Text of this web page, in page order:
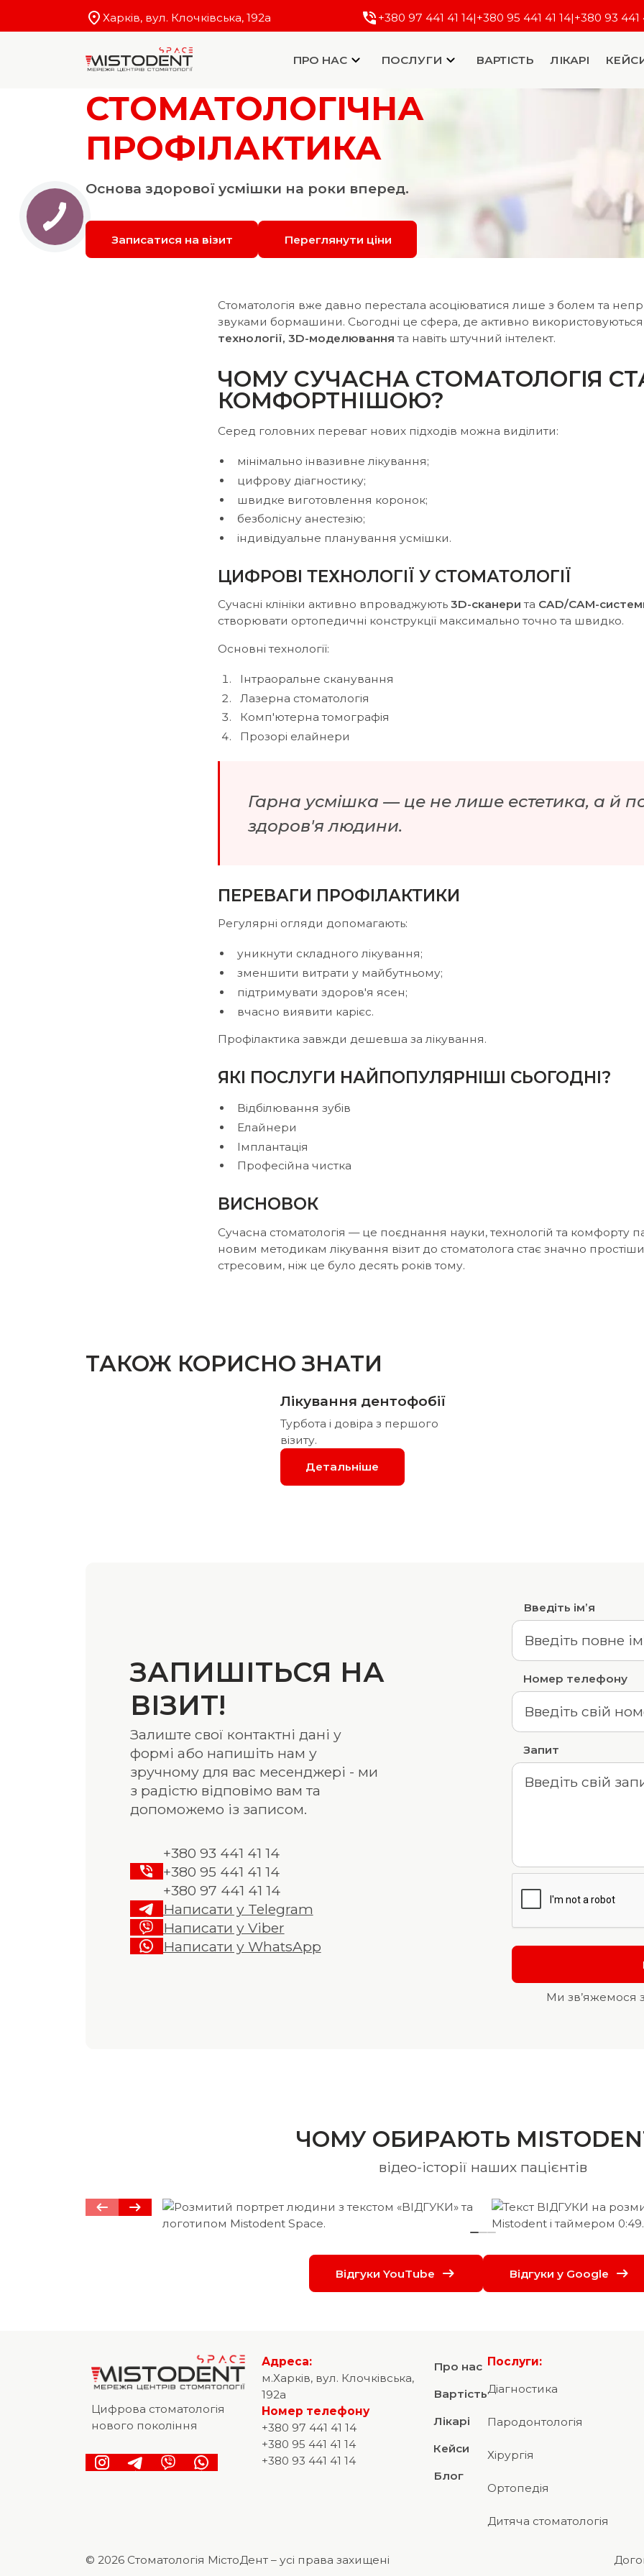
Харків, вул. Клочківська, 192a +380 97 441 41 14|+380 95 441 41 14|+380 93 441
ПРО НАС ПОСЛУГИ ВАРТІСТЬ ЛІКАРІ
СТОМАТОЛОГІЧНА
ПРОФІЛАКТИКА
Основа здорової усмішки на роки вперед.
Записатися на візит Переглянути ціни
Стоматологія вже давно перестала асоціюватися лише з болем та
звуками бормашини. Сьогодні це сфера, де активно використовуються
технології, 3D-моделювання та навіть штучний інтелект.
ЧОМУ СУЧАСНА СТОМАТОЛОГІЯ
КОМФОРТНІШОЮ?
Серед головних переваг нових підходів можна виділити:
мінімально інвазивне лікування;
цифрову діагностику;
швидке виготовлення коронок;
безболісну анестезію;
індивідуальне планування усмішки.
ЦИФРОВІ ТЕХНОЛОГІЇ У СТОМАТОЛОГІЇ
Сучасні клініки активно впроваджують3D-сканери та CAD/CAM-
створювати ортопедичні конструкції максимально точно та швидко.
Основні технології:
Інтраоральне сканування
Лазерна стоматологія
Комп'ютерна томографія
Прозорі елайнери
Гарна усмішка — це не лише естетика, а й
здоров'я людини.
ПЕРЕВАГИ ПРОФІЛАКТИКИ
Регулярні огляди допомагають:
уникнути складного лікування;
зменшити витрати у майбутньому;
підтримувати здоров'я ясен;
вчасно виявити карієс.
Профілактика завжди дешевша за лікування.
ЯКІ ПОСЛУГИ НАЙПОПУЛЯРНІШІ СЬОГОДНІ?
Відбілювання зубів
Елайнери
Імплантація
Професійна чистка
ВИСНОВОК
Сучасна стоматологія — це поєднання науки, технологій та комфорту
новим методикам лікування візит до стоматолога стає значно
стресовим, ніж це було десять років тому.
ТАКОЖ КОРИСНО ЗНАТИ
Лікування дентофобії
Турбота і довіра з першого
візиту.
Детальніше
ЗАПИШІТЬСЯ НА
ВІЗИТ!
Залиште свої контактні дані у
формі або напишіть нам у
зручному для вас месенджері - ми
з радістю відповімо вам та
допоможемо із записом.
+380 93 441 41 14
+380 95 441 41 14
+380 97 441 41 14
Написати у Telegram
Написати у Viber
Написати у WhatsApp
Введіть ім’я
Номер телефону
Запит
Ми зв’яжемося
ЧОМУ ОБИРАЮТЬ
відео-історії наших пацієнтів
Відгуки YouTube Відгуки у Google
Цифрова стоматологія
нового покоління
Адреса:
м.Харків, вул. Клочківська,
192а
Номер телефону
+380 97 441 41 14
+380 95 441 41 14
+380 93 441 41 14
Про нас
Вартість
Лікарі
Кейси
Блог
Послуги:
Діагностика
Пародонтологія
Хірургія
Ортопедія
Дитяча стоматологія
© 2026 Стоматологія МістоДент – усі права захищені